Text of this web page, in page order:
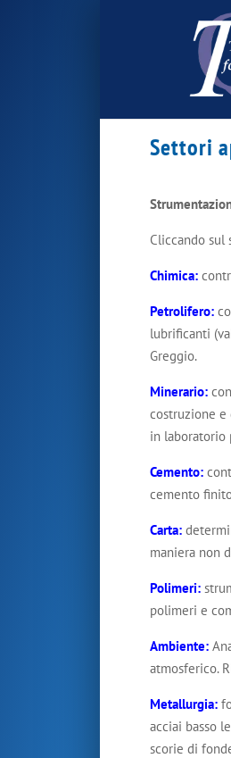
Settori
Cliccando
Chimica:
Petrolifero:
lubrificanti
Greggio.
Minerario:
costruzione
in laboratorio
Cemento:
cemento
Carta:
maniera non
Polimeri:
polimeri e
Ambiente:
atmosferico.
Metallurgia:
acciai basso
scorie di